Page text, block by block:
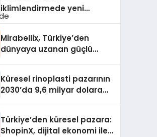
iklimlendirmede yeni
dönem: Madoka Plus
Mirabellix, Türkiye’den
dünyaya uzanan güçlü
Küresel rinoplasti pazarının
2030’da 9,6 milyar dolara
Türkiye’den küresel pazara:
ShopinX, dijital ekonomi ile